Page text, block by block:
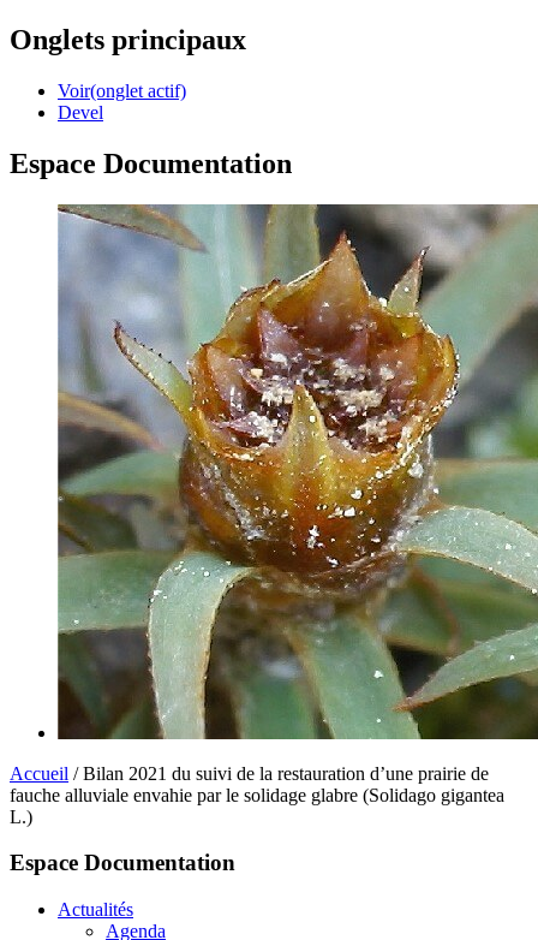
Onglets principaux
Voir(onglet actif)
Devel
Espace Documentation
Accueil / Bilan 2021 du suivi de la restauration d’une prairie de
fauche alluviale envahie par le solidage glabre (Solidago gigantea
L.)
Espace Documentation
Actualités
Agenda